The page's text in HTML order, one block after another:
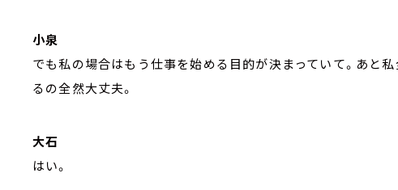
小泉
でも私の場合はもう仕事を始める目的が決まっていて。あと
るの全然大丈夫。
大石
はい。